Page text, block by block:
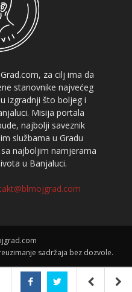
za cilj ima da
stanovnike najvećeg
izgradnji što boljeg i
Misija portala
najbolji saveznik
službama u Gradu
najboljim namjerama
u Banjaluci.
sadržaja bez dozvole.